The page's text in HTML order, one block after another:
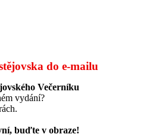
do e‑mailu
Večerníku
vydání?
buďte v obraze!